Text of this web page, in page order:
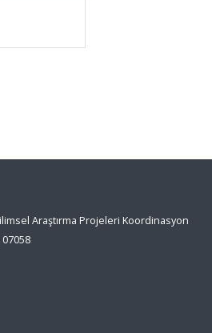
Araştırma Projeleri Koordinasyon